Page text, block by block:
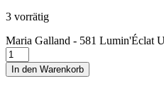
3 vorrätig
Maria Galland - 581 Lumin'Éclat
In den Warenkorb